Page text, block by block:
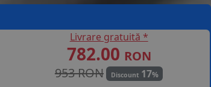
Livrare gratuită *
782.00 RON
953 RON
Discount 17%